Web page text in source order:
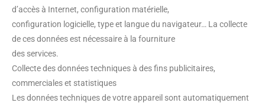
d’accès à Internet, configuration matérielle,
configuration logicielle, type et langue du navigateur… La collecte
de ces données est nécessaire à la fourniture
des services.
Collecte des données techniques à des fins publicitaires,
commerciales et statistiques
Les données techniques de votre appareil sont automatiquement